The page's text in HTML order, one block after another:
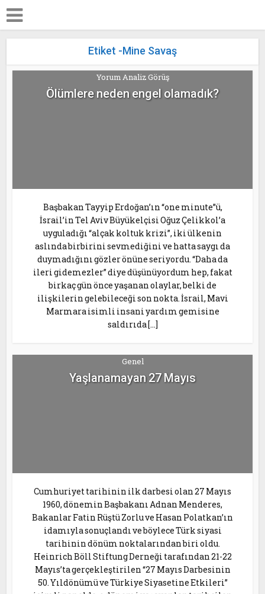
Etiket -Mine Savaş
Yorum Analiz Görüş
Ölümlere neden engel olamadık?
Başbakan Tayyip Erdoğan’ın “one minute”ü,
İsrail’in Tel Aviv Büyükelçisi Oğuz Çelikkol’a
uyguladığı “alçak koltuk krizi”, iki ülkenin
aslında birbirini sevmediğini ve hatta saygı da
duymadığını gözler önüne seriyordu. “Daha da
ileri gidemezler” diye düşünüyordum hep, fakat
birkaç gün önce yaşanan olaylar, belki de
ilişkilerin gelebileceği son nokta. İsrail, Mavi
Marmara isimli insani yardım gemisine
saldırıda […]
Genel
Yaşlanamayan 27 Mayıs
Cumhuriyet tarihinin ilk darbesi olan 27 Mayıs
1960, dönemin Başbakanı Adnan Menderes,
Bakanlar Fatin Rüştü Zorlu ve Hasan Polatkan’ın
idamıyla sonuçlandı ve böylece Türk siyasi
tarihinin dönüm noktalarından biri oldu.
Heinrich Böll Stiftung Derneği tarafından 21-22
Mayıs’ta gerçekleştirilen “27 Mayıs Darbesinin
50. Yıldönümü ve Türkiye Siyasetine Etkileri”